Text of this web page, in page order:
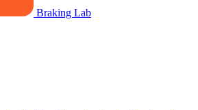
Braking Lab